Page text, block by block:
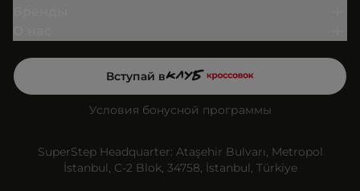
Вступай в
Условия бонусной программы
SuperStep Headquarter: Ataşehir Bulvarı, Metropol
İstanbul, C-2 Blok, 34758, İstanbul, Türkiye